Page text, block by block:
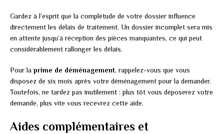
Gardez à l’esprit que la complétude de votre dossier influence
directement les délais de traitement. Un dossier incomplet sera mis
en attente jusqu’à réception des pièces manquantes, ce qui peut
considérablement rallonger les délais.
Pour la prime de déménagement, rappelez-vous que vous
disposez de six mois après votre déménagement pour la demander.
Toutefois, ne tardez pas inutilement : plus tôt vous déposerez votre
demande, plus vite vous recevrez cette aide.
Aides complémentaires et